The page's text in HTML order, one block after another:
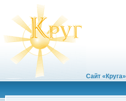
Сайт «Круга»